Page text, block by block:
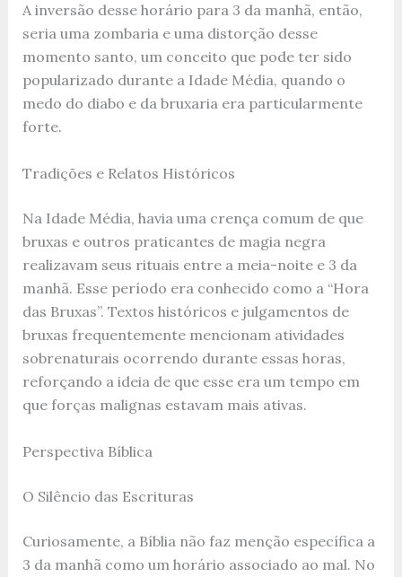
A inversão desse horário para 3 da manhã, então,
seria uma zombaria e uma distorção desse
momento santo, um conceito que pode ter sido
popularizado durante a Idade Média, quando o
medo do diabo e da bruxaria era particularmente
forte.
Tradições e Relatos Históricos
Na Idade Média, havia uma crença comum de que
bruxas e outros praticantes de magia negra
realizavam seus rituais entre a meia-noite e 3 da
manhã. Esse período era conhecido como a “Hora
das Bruxas”. Textos históricos e julgamentos de
bruxas frequentemente mencionam atividades
sobrenaturais ocorrendo durante essas horas,
reforçando a ideia de que esse era um tempo em
que forças malignas estavam mais ativas.
Perspectiva Bíblica
O Silêncio das Escrituras
Curiosamente, a Bíblia não faz menção específica a
3 da manhã como um horário associado ao mal. No